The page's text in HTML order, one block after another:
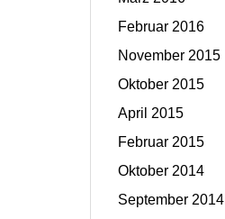
Februar 2016
November 2015
Oktober 2015
April 2015
Februar 2015
Oktober 2014
September 2014